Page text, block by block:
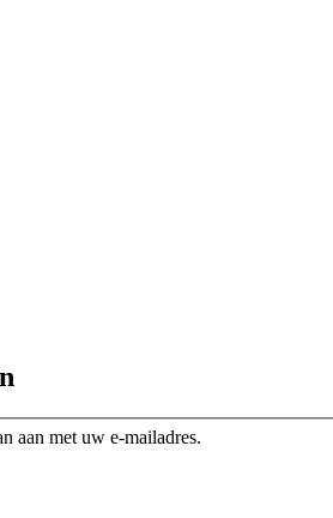
aan met uw e-mailadres.